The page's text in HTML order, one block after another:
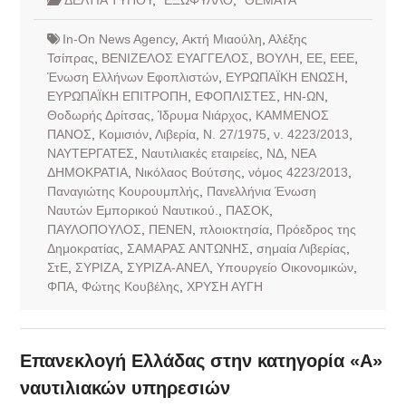
In-On News Agency, Ακτή Μιαούλη Αλέξης
Τσίπρας
ΒΕΝΙΖΕΛΟΣ ΕΥΑΓΓΕΛΟΣ ΒΟΥΛΗ ΕΕ, ΕΕΕ,
Ένωση Ελλήνων Εφοπλιστών, ΕΥΡΩΠΑΪΚΗ ΕΝΩΣΗ
ΕΥΡΩΠΑΪΚΗ ΕΠΙΤΡΟΠΗ
ΕΦΟΠΛΙΣΤΕΣ ΗΝ-ΩΝ
Θοδωρής Δρίτσας Ίδρυμα Νιάρχος
ΚΑΜΜΕΝΟΣ
ΠΑΝΟΣ
Κομισιόν, Λιβερία, Ν. 27/1975 ν. 4223/2013
ΝΑΥΤΕΡΓΑΤΕΣ
Ναυτιλιακές εταιρείες ΝΔ, ΝΕΑ
ΔΗΜΟΚΡΑΤΙΑ, Νικόλαος Βούτσης νόμος 4223/2013
Παναγιώτης Κουρουμπλής
Πανελλήνια Ένωση
Ναυτών Εμπορικού Ναυτικού.
ΠΑΣΟΚ,
ΠΑΥΛΟΠΟΥΛΟΣ
ΠΕΝΕΝ πλοιοκτησία, Πρόεδρος της
Δημοκρατίας
ΣΑΜΑΡΑΣ ΑΝΤΩΝΗΣ σημαία Λιβερίας
ΣτΕ, ΣΥΡΙΖΑ, ΣΥΡΙΖΑ-ΑΝΕΛ, Υπουργείο Οικονομικών,
ΦΠΑ, Φώτης Κουβέλης ΧΡΥΣΗ ΑΥΓΗ
Επανεκλογή Ελλάδας στην κατηγορία «Α»
ναυτιλιακών υπηρεσιών